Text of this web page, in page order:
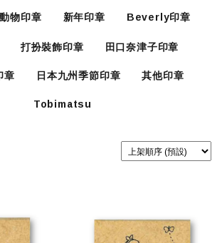
動物印章 新年印章 Beverly印章
打扮裝飾印章 田口奈津子印章
章 日本九州季節印章 其他印章
Tobimatsu